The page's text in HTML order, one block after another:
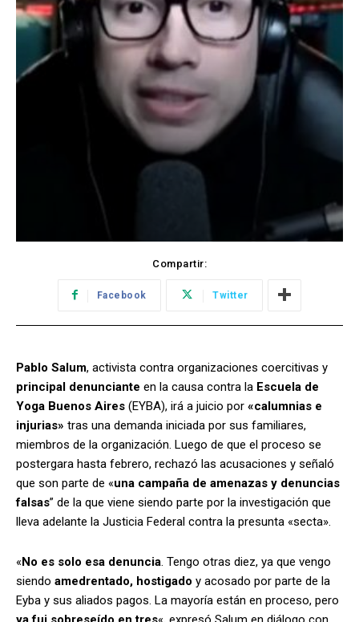
Compartir:
Facebook Twitter
Pablo Salum, activista contra organizaciones coercitivas y
principal denunciante en la causa contra la Escuela de
Yoga Buenos Aires (EYBA), irá a juicio por «calumnias e
injurias» tras una demanda iniciada por sus familiares,
miembros de la organización. Luego de que el proceso se
postergara hasta febrero, rechazó las acusaciones y señaló
que son parte de «una campaña de amenazas y denuncias
falsas” de la que viene siendo parte por la investigación que
lleva adelante la Justicia Federal contra la presunta «secta».
«No es solo esa denuncia. Tengo otras diez, ya que vengo
siendo amedrentado, hostigado y acosado por parte de la
Eyba y sus aliados pagos. La mayoría están en proceso, pero